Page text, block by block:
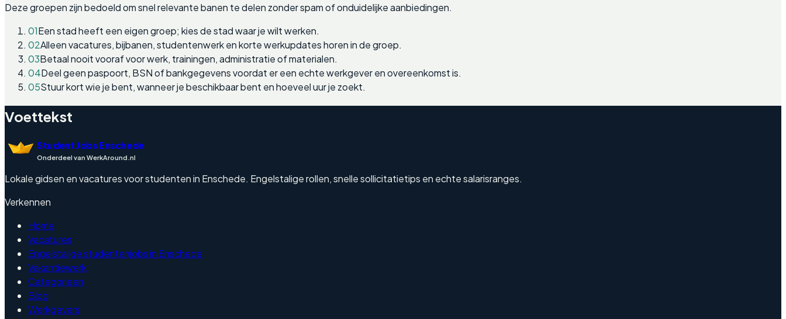
Deze groepen zijn bedoeld om snel relevante banen te delen zonder spam of onduidelijke aanbiedingen.
01Een stad heeft een eigen groep; kies de stad waar je wilt werken.
02Alleen vacatures, bijbanen, studentenwerk en korte werkupdates horen in de groep.
03Betaal nooit vooraf voor werk, trainingen, administratie of materialen.
04Deel geen paspoort, BSN of bankgegevens voordat er een echte werkgever en overeenkomst is.
05Stuur kort wie je bent, wanneer je beschikbaar bent en hoeveel uur je zoekt.
Voettekst
Student Jobs Enschede
Onderdeel van WerkAround.nl
Lokale gidsen en vacatures voor studenten in Enschede. Engelstalige rollen, snelle sollicitatietips en echte salarisranges.
Verkennen
Home
Vacatures
Engelstalige studentenjobs in Enschede
Vakantiewerk
Categorieen
Blog
Werkgevers